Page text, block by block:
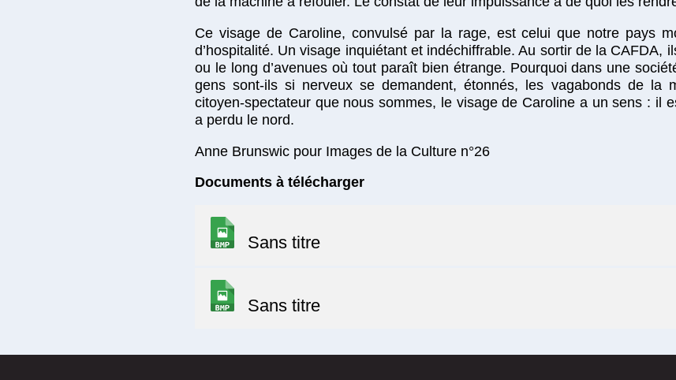
Ce visage de Caroline, convulsé par la rage, est celui que notre pays
d’hospitalité. Un visage inquiétant et indéchiffrable. Au sortir de la CAFDA,
ou le long d’avenues où tout paraît bien étrange. Pourquoi dans une
gens sont-ils si nerveux se demandent, étonnés, les vagabonds de la
citoyen-spectateur que nous sommes, le visage de Caroline a un sens : il
a perdu le nord.
Anne Brunswic pour Images de la Culture n°26
Documents à télécharger
Sans titre
Sans titre